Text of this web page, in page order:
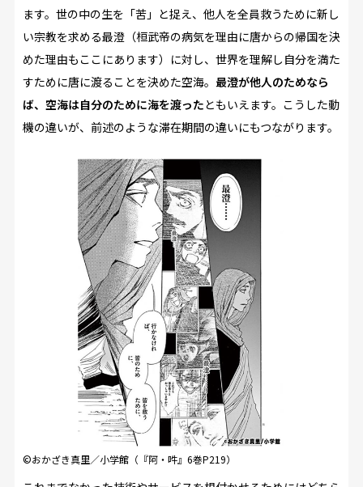
ます。世の中の生を「苦」と捉え、他人を全員救うために新し
い宗教を求める最澄（桓武帝の病気を理由に唐からの帰国を決
めた理由もここにあります）に対し、世界を理解し自分を満た
すために唐に渡ることを決めた空海。 最澄が他人のためなら
ば、空海は自分のために海を渡ったともいえます。こうした動
機の違いが、前述のような滞在期間の違いにもつながります。
©おかざき真里／小学館（『阿・吽』6巻P219）